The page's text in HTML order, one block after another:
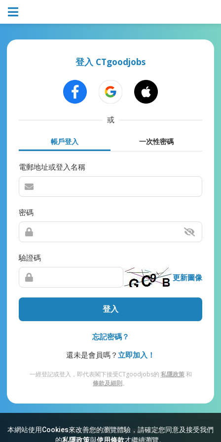
本網站使用Cookies來改善您的瀏覽體驗，請確定您同意及接受我們
的私隱政策與使用條款才繼續瀏覽。
登入 CTgoodjobs
或
帳戶登入 一次性密碼
電郵地址或登入名稱
密碼
驗證碼
更新圖像
登入
忘記密碼？
還未是會員嗎？ 立即加入！
一經登記或登入，即代表閣下接受CTgoodjobs的 私隱政策和
條款及細則。
網站索引 常見問題 私隱 條款及細則